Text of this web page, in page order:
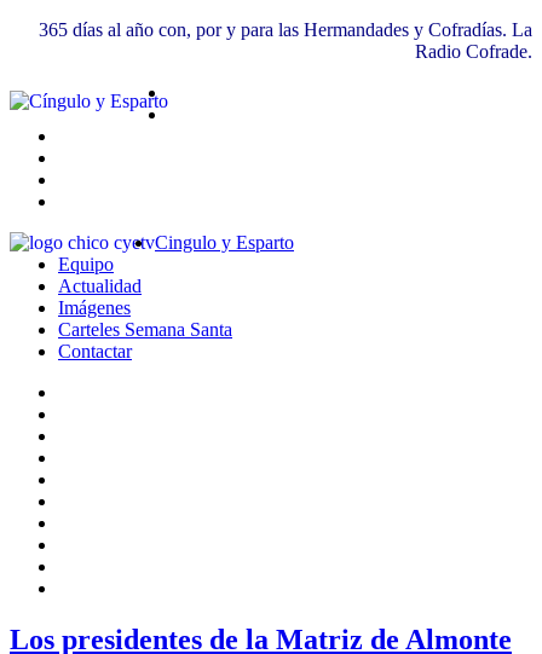
365 días al año con, por y para las Hermandades y Cofradías. La
Radio Cofrade.
Cingulo y Esparto
Equipo
Actualidad
Imágenes
Carteles Semana Santa
Contactar
Los presidentes de la Matriz de Almonte